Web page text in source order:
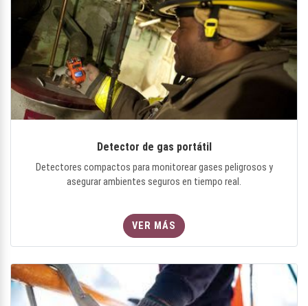
Detector de gas portátil
Detectores compactos para monitorear gases peligrosos y
asegurar ambientes seguros en tiempo real.
VER MÁS